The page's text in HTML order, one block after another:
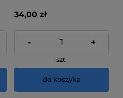
34,00 zł
- +
szt.
do koszyka